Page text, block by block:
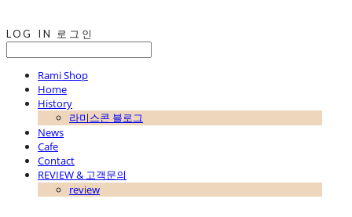
LOG IN 로그인
Rami Shop
Home
History
라미스콘 블로그
News
Cafe
Contact
REVIEW & 고객문의
review